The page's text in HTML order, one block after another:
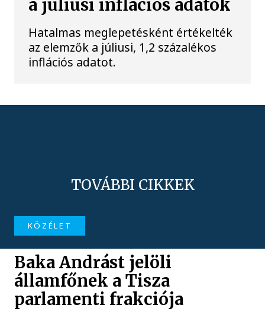
a júliusi inflációs adatok
Hatalmas meglepetésként értékelték
az elemzők a júliusi, 1,2 százalékos
inflációs adatot.
TOVÁBBI CIKKEK
KÖZÉLET
Baka Andrást jelöli
államfőnek a Tisza
parlamenti frakciója